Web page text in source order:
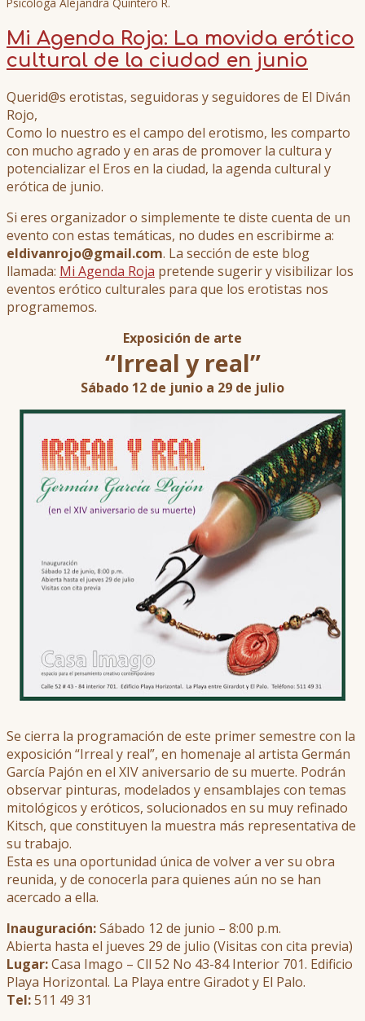
Mi Agenda Roja: La movida erótico
cultural de la ciudad en junio
Querid@s erotistas, seguidoras y seguidores de El Diván
Rojo,
Como lo nuestro es el campo del erotismo, les comparto
con mucho agrado y en aras de promover la cultura y
potencializar el Eros en la ciudad, la agenda cultural y
erótica de junio.
Si eres organizador o simplemente te diste cuenta de un
evento con estas temáticas, no dudes en escribirme a:
eldivanrojo@gmail.com. La sección de este blog
llamada: Mi Agenda Roja pretende sugerir y visibilizar los
eventos erótico culturales para que los erotistas nos
programemos.
Exposición de arte
“Irreal y real”
Sábado 12 de junio a 29 de julio
Se cierra la programación de este primer semestre con la
exposición “Irreal y real”, en homenaje al artista Germán
García Pajón en el XIV aniversario de su muerte. Podrán
observar pinturas, modelados y ensamblajes con temas
mitológicos y eróticos, solucionados en su muy refinado
Kitsch, que constituyen la muestra más representativa de
su trabajo.
Esta es una oportunidad única de volver a ver su obra
reunida, y de conocerla para quienes aún no se han
acercado a ella.
Inauguración:Sábado 12 de junio – 8:00 p.m.
Abierta hasta el jueves 29 de julio (Visitas con cita previa)
Lugar:Casa Imago – Cll 52 No 43-84 Interior 701. Edificio
Playa Horizontal. La Playa entre Giradot y El Palo.
Tel:511 49 31